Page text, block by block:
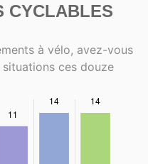
CYCLABLES
à vélo, avez-vous
ces douze